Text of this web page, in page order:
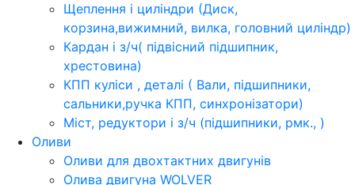
Щеплення і циліндри (Диск,
корзина,вижимний, вилка, головний циліндр)
Кардан і з/ч( підвісний підшипник,
хрестовина)
КПП куліси , деталі ( Вали, підшипники,
сальники,ручка КПП, синхронізатори)
Міст, редуктори і з/ч (підшипники, рмк., )
Оливи
Оливи для двохтактних двигунів
Олива двигуна WOLVER